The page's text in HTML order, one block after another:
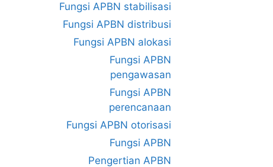
Fungsi APBN stabilisasi
Fungsi APBN distribusi
Fungsi APBN alokasi
Fungsi APBN
pengawasan
Fungsi APBN
perencanaan
Fungsi APBN otorisasi
Fungsi APBN
Pengertian APBN